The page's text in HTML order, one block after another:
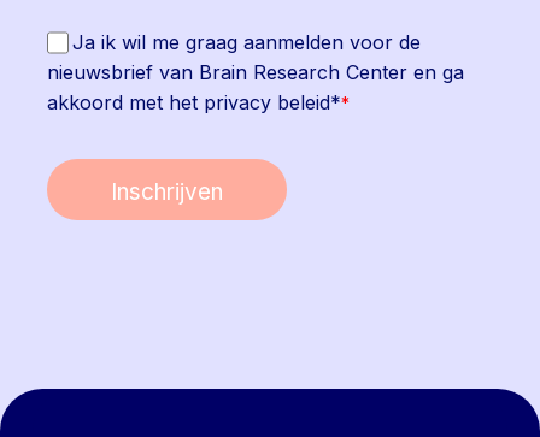
Ja ik wil me graag aanmelden voor de
nieuwsbrief van Brain Research Center en ga
akkoord met het privacy beleid**
Inschrijven